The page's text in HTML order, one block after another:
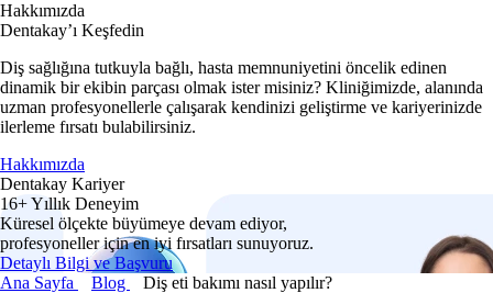
Hakkımızda
Dentakay’ı Keşfedin
Diş sağlığına tutkuyla bağlı, hasta memnuniyetini öncelik edinen
dinamik bir ekibin parçası olmak ister misiniz? Kliniğimizde, alanında
uzman profesyonellerle çalışarak kendinizi geliştirme ve kariyerinizde
ilerleme fırsatı bulabilirsiniz.
Hakkımızda
Dentakay Kariyer
16+ Yıllık Deneyim
Küresel ölçekte büyümeye devam ediyor,
profesyoneller için en iyi fırsatları sunuyoruz.
Detaylı Bilgi ve Başvuru
Ana Sayfa
Blog Diş eti bakımı nasıl yapılır?